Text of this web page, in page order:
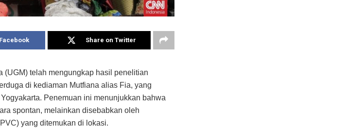
Share on Twitter
(UGM) telah mengungkap hasil penelitian
di kediaman Mutfiana alias Fia, yang
Penemuan ini menunjukkan bahwa
spontan, melainkan disebabkan oleh
yang ditemukan di lokasi.